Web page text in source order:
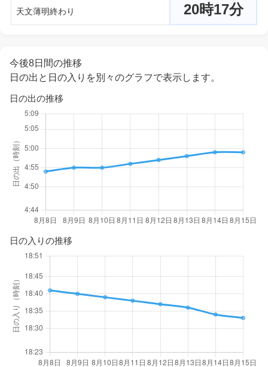
天文薄明終わり 20時17分
今後8日間の推移
日の出と日の入りを別々のグラフで表示します。
日の出の推移
日の入りの推移